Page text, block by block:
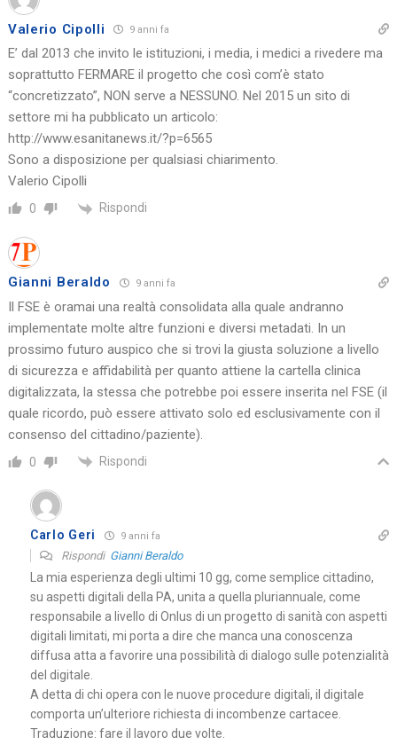
Valerio Cipolli 9 anni fa
E’ dal 2013 che invito le istituzioni, i media, i medici a rivedere ma
soprattutto FERMARE il progetto che così com’è stato
“concretizzato”, NON serve a NESSUNO. Nel 2015 un sito di
settore mi ha pubblicato un articolo:
http://www.esanitanews.it/?p=6565
Sono a disposizione per qualsiasi chiarimento.
Valerio Cipolli
0 Rispondi
Gianni Beraldo 9 anni fa
Il FSE è oramai una realtà consolidata alla quale andranno
implementate molte altre funzioni e diversi metadati. In un
prossimo futuro auspico che si trovi la giusta soluzione a livello
di sicurezza e affidabilità per quanto attiene la cartella clinica
digitalizzata, la stessa che potrebbe poi essere inserita nel FSE (il
quale ricordo, può essere attivato solo ed esclusivamente con il
consenso del cittadino/paziente).
0 Rispondi
Carlo Geri 9 anni fa
Rispondi Gianni Beraldo
La mia esperienza degli ultimi 10 gg, come semplice cittadino,
su aspetti digitali della PA, unita a quella pluriannuale, come
responsabile a livello di Onlus di un progetto di sanità con aspetti
digitali limitati, mi porta a dire che manca una conoscenza
diffusa atta a favorire una possibilità di dialogo sulle potenzialità
del digitale.
A detta di chi opera con le nuove procedure digitali, il digitale
comporta un’ulteriore richiesta di incombenze cartacee.
Traduzione: fare il lavoro due volte.